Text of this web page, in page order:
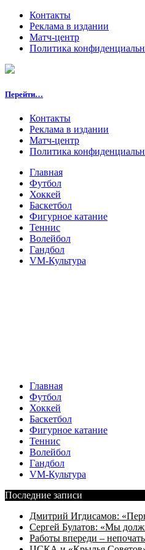
Контакты
Реклама в издании
Матч-центр
Политика
Перейти…
Контакты
Реклама в издании
Матч-центр
Политика
Главная
Футбол
Хоккей
Баскетбол
Фигурное катание
Теннис
Волейбол
Гандбол
VM-Культура
Главная
Футбол
Хоккей
Баскетбол
Фигурное катание
Теннис
Волейбол
Гандбол
VM-Культура
Последние записи
Дмитрий Игдисамов:
Сергей Булатов: «Мы
Работы впереди –